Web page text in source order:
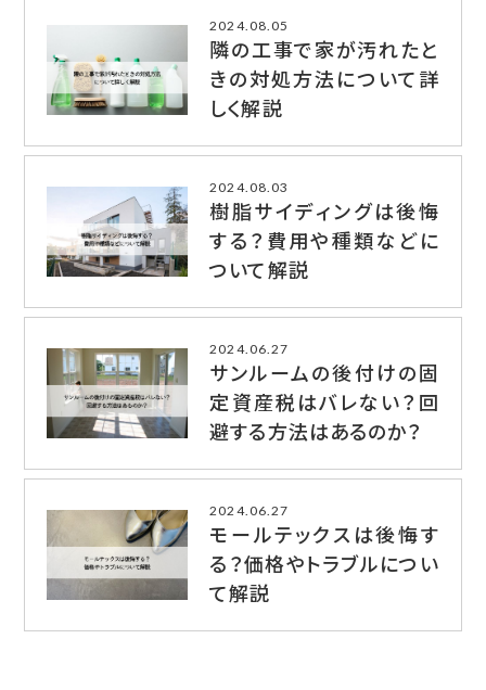
2024.08.05
隣の工事で家が汚れたと
きの対処方法について詳
しく解説
2024.08.03
樹脂サイディングは後悔
する？費用や種類などに
ついて解説
2024.06.27
サンルームの後付けの固
定資産税はバレない？回
避する方法はあるのか？
2024.06.27
モールテックスは後悔す
る？価格やトラブルについ
て解説